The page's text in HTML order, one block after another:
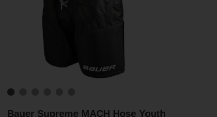
Bauer Supreme MACH Hose Youth